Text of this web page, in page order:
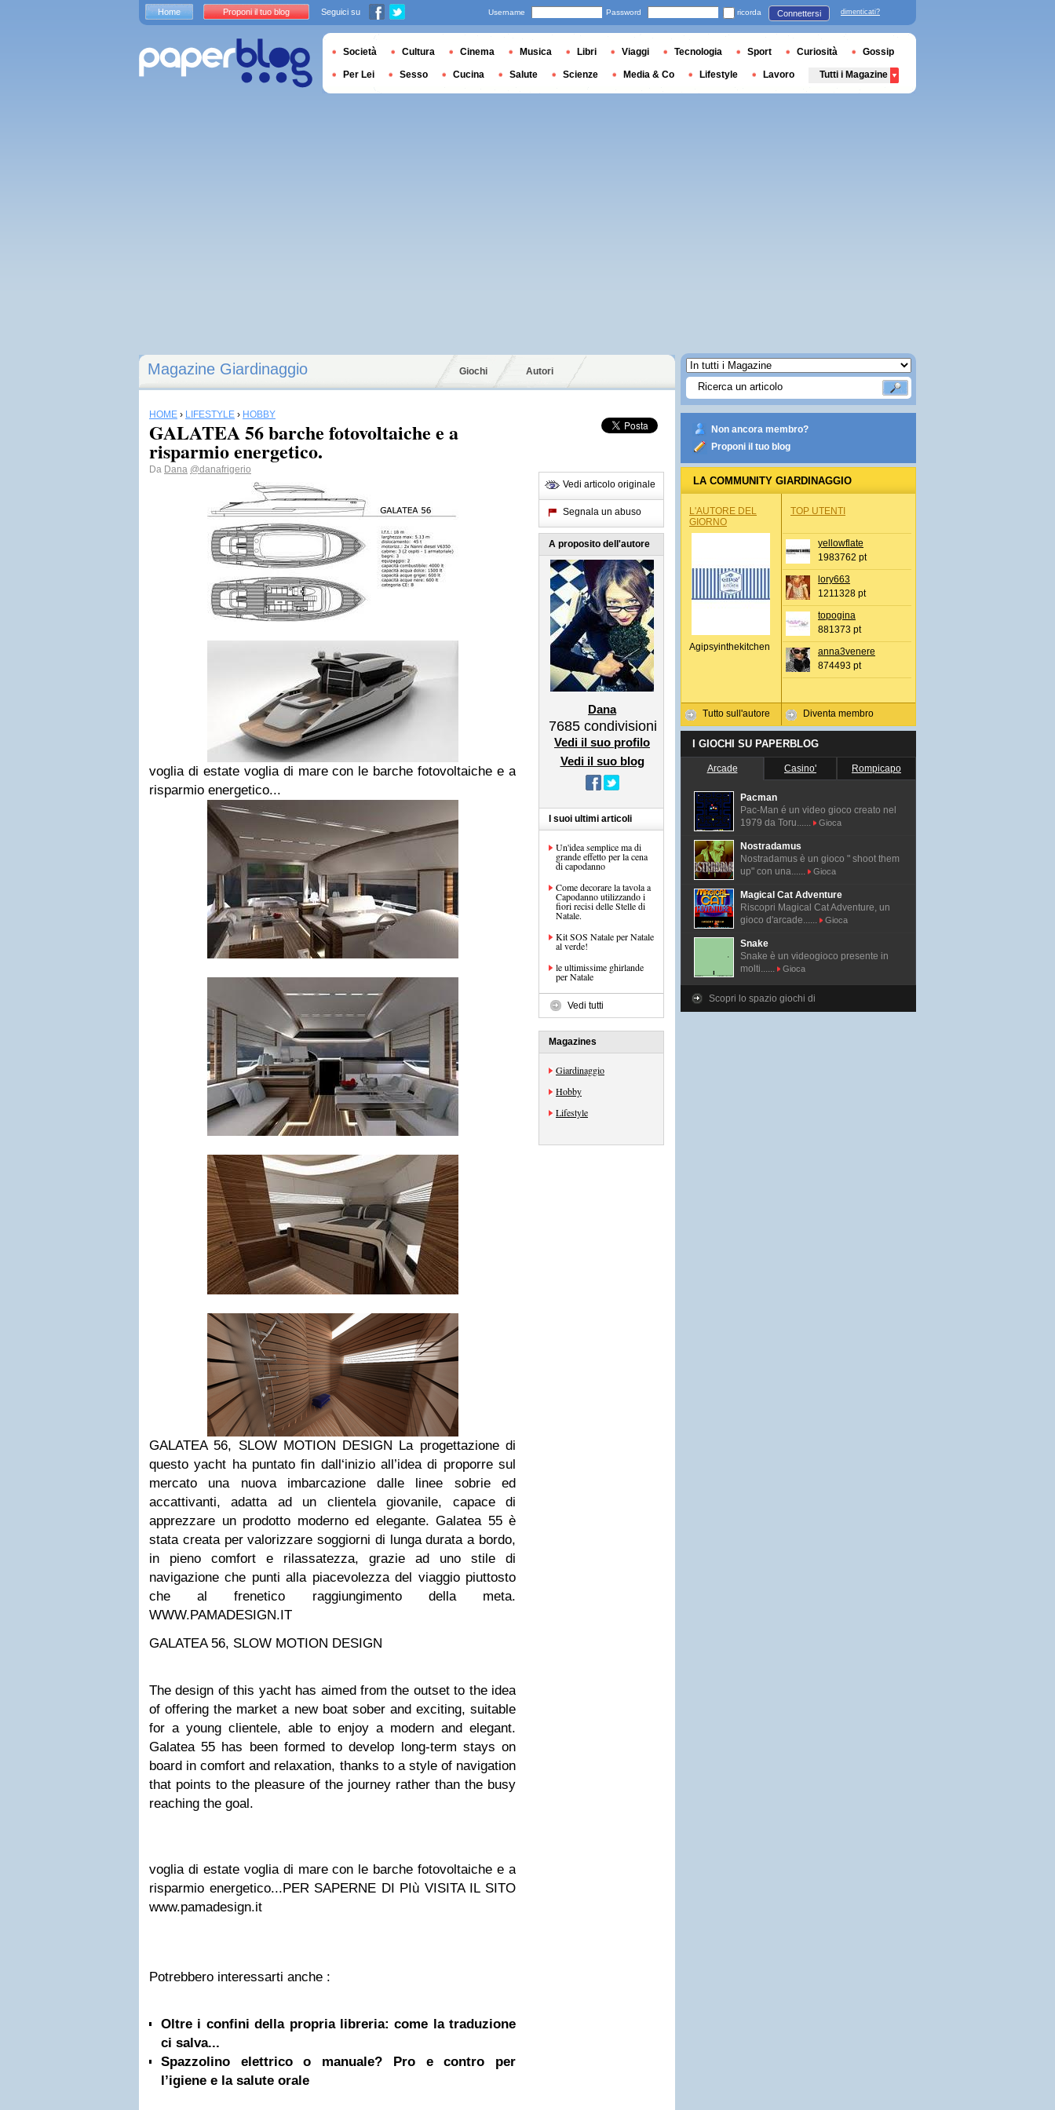
Magazine Giardinaggio Giochi Autori
HOME › LIFESTYLE › HOBBY
GALATEA 56 barche fotovoltaiche e a
risparmio energetico.
Da Dana @danafrigerio
voglia di estate voglia di marecon le barche fotovoltaiche e a
risparmio energetico...
GALATEA 56, SLOW MOTION DESIGN La progettazione di
questo yacht ha puntato fin dall‘inizio all’idea di proporre sul
mercato una nuova imbarcazione dalle linee sobrie ed
accattivanti, adatta ad un clientela giovanile, capace di
apprezzare un prodotto moderno ed elegante. Galatea 55 è
stata creata per valorizzare soggiorni di lunga durata a bordo,
in pieno comfort e rilassatezza, grazie ad uno stile di
navigazione che punti alla piacevolezza del viaggio piuttosto
che al frenetico raggiungimento della meta.
WWW.PAMADESIGN.IT
GALATEA 56, SLOW MOTION DESIGN
The design of this yacht has aimed from the outset to the idea
of offering the market a new boat sober and exciting, suitable
for a young clientele, able to enjoy a modern and elegant.
Galatea 55 has been formed to develop long-term stays on
board in comfort and relaxation, thanks to a style of navigation
that points to the pleasure of the journey rather than the busy
reaching the goal.
voglia di estate voglia di mare con le barche fotovoltaiche e a
risparmio energetico...PER SAPERNE DI PIù VISITA IL SITO
www.pamadesign.it
Potrebbero interessarti anche :
Oltre i confini della propria libreria: come la traduzione
ci salva...
Spazzolino elettrico o manuale? Pro e contro per
l’igiene e la salute orale
Vedi articolo originale
Segnala un abuso
A proposito dell'autore
Dana
7685 condivisioni
Vedi il suo profilo
Vedi il suo blog
I suoi ultimi articoli
Un'idea semplice ma di
grande effetto per la cena
di capodanno
Come decorare la tavola a
Capodanno utilizzando i
fiori recisi delle Stelle di
Natale.
Kit SOS Natale per Natale
al verde!
le ultimissime ghirlande
per Natale
Vedi tutti
Magazines
Giardinaggio
Hobby
Lifestyle
Non ancora membro?
Proponi il tuo blog
LA COMMUNITY GIARDINAGGIO
L'AUTORE DEL
GIORNO
Agipsyinthekitchen
Tutto sull'autore
TOP UTENTI
yellowflate
1983762 pt
lory663
1211328 pt
topogina
881373 pt
anna3venere
874493 pt
Diventa membro
I GIOCHI SU PAPERBLOG
Arcade Casino' Rompicapo
Pacman
Pac-Man é un video gioco creato nel
1979 da Toru......
Gioca
Nostradamus
Nostradamus è un gioco " shoot them
up" con una......
Gioca
Magical Cat Adventure
Riscopri Magical Cat Adventure, un
gioco d'arcade......
Gioca
Snake
Snake è un videogioco presente in
molti......
Gioca
Scopri lo spazio giochi di
Home Proponi il tuo blog Seguici su Username Password ricorda Connettersi dimenticati?
Società Cultura Cinema Musica Libri Viaggi Tecnologia Sport Curiosità Gossip
Per Lei Sesso Cucina Salute Scienze Media & Co Lifestyle Lavoro Tutti i Magazine